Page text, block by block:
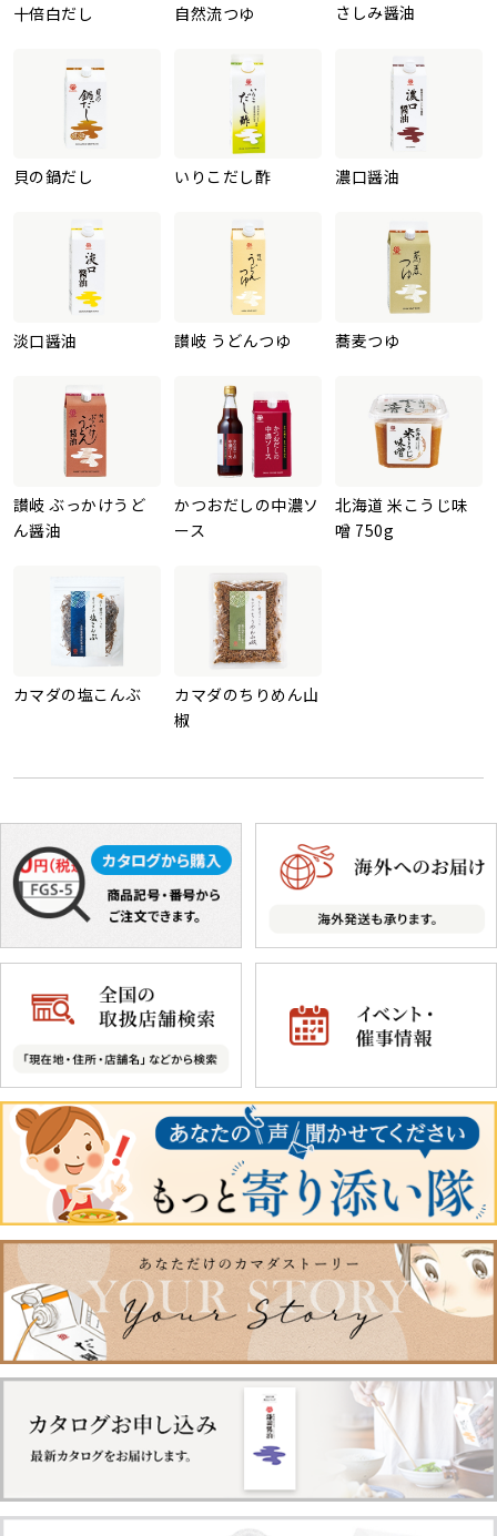
十倍白だし 自然流つゆ さしみ醤油
貝の鍋だし いりこだし酢 濃口醤油
淡口醤油 讃岐 うどんつゆ 蕎麦つゆ
讃岐 ぶっかけうど
ん醤油
かつおだしの中濃ソ
ース
北海道 米こうじ味
噌 750g
カマダの塩こんぶ
カマダのちりめん山
椒